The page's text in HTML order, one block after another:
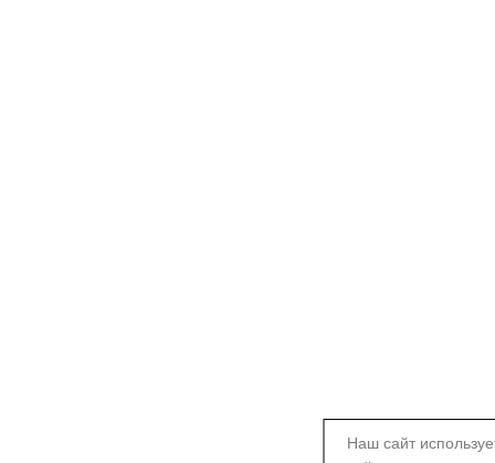
Наш сайт